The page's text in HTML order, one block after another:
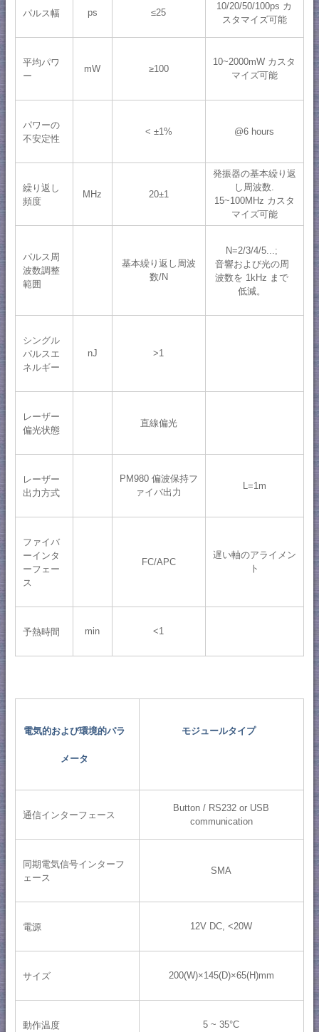
パルス幅 ps ≤25
10/20/50/100ps カ
スタマイズ可能
平均パワ
ー
mW ≥100
10~2000mW カスタ
マイズ可能
パワーの
不安定性
< ±1% @6 hours
繰り返し
頻度
MHz 20±1
発振器の基本繰り返
し周波数.
15~100MHz カスタ
マイズ可能
パルス周
波数調整
範囲
基本繰り返し周波
数/N
N=2/3/4/5...;
音響および光の周
波数を 1kHz まで
低減。
シングル
パルスエ
ネルギー
nJ >1
レーザー
偏光状態
直線偏光
レーザー
出力方式
PM980 偏波保持フ
ァイバ出力
L=1m
ファイバ
ーインタ
ーフェー
ス
FC/APC
遅い軸のアライメン
ト
予熱時間 min <1
電気的および環境的パラ
メータ
モジュールタイプ
通信インターフェース
Button / RS232 or USB
communication
同期電気信号インターフ
ェース
SMA
電源 12V DC, <20W
サイズ 200(W)×145(D)×65(H)mm
動作温度 5 ~ 35°C